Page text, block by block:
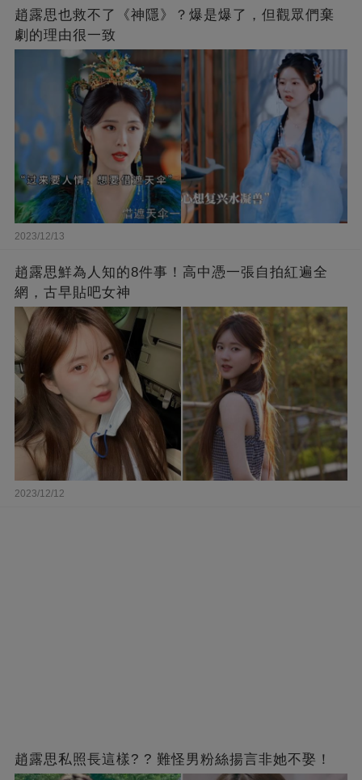
趙露思也救不了《神隱》？爆是爆了，但觀眾們棄
劇的理由很一致
2023/12/13
趙露思鮮為人知的8件事！高中憑一張自拍紅遍全
網，古早貼吧女神
2023/12/12
趙露思私照長這樣? ? 難怪男粉絲揚言非她不娶！